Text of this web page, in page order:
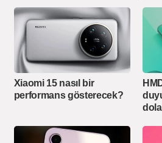
Xiaomi 15 nasıl bir
performans gösterecek?